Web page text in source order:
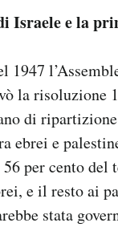
Israele e la
1947
la risoluzione
di
ebrei e
per cento del
e il resto ai
stata